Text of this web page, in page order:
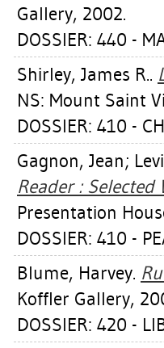
Gallery, 2002.
DOSSIER: 440 -
Shirley, James R..
NS: Mount Saint
DOSSIER: 410 -
Gagnon, Jean;
Reader : Selected
Presentation
DOSSIER: 410 -
Blume, Harvey.
Koffler Gallery,
DOSSIER: 420 -